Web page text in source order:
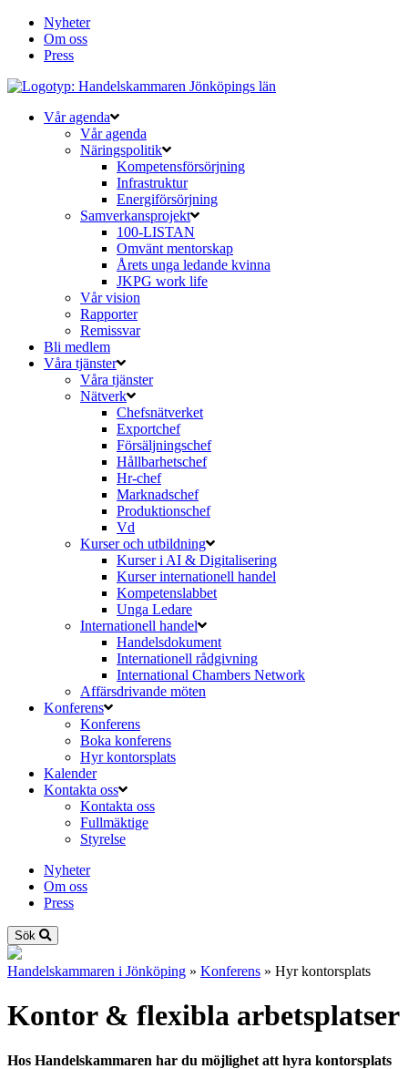
Nyheter
Om oss
Press
Vår agenda
Vår agenda
Näringspolitik
Kompetensförsörjning
Infrastruktur
Energiförsörjning
Samverkansprojekt
100-LISTAN
Omvänt mentorskap
Årets unga ledande kvinna
JKPG work life
Vår vision
Rapporter
Remissvar
Bli medlem
Våra tjänster
Våra tjänster
Nätverk
Chefsnätverket
Exportchef
Försäljningschef
Hållbarhetschef
Hr-chef
Marknadschef
Produktionschef
Vd
Kurser och utbildning
Kurser i AI & Digitalisering
Kurser internationell handel
Kompetenslabbet
Unga Ledare
Internationell handel
Handelsdokument
Internationell rådgivning
International Chambers Network
Affärsdrivande möten
Konferens
Konferens
Boka konferens
Hyr kontorsplats
Kalender
Kontakta oss
Kontakta oss
Fullmäktige
Styrelse
Nyheter
Om oss
Press
Sök
Handelskammaren i Jönköping » Konferens » Hyr kontorsplats
Kontor & flexibla arbetsplatser
Hos Handelskammaren har du möjlighet att hyra kontorsplats